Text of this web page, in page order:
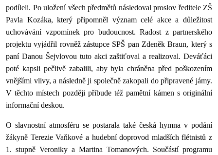
podíleli. Po uložení všech předmětů následoval proslov ředitele ZŠ
Pavla Kozáka, který připomněl význam celé akce a důležitost
uchovávání vzpomínek pro budoucnost. Radost z partnerského
projektu vyjádřil rovněž zástupce SPŠ pan Zdeněk Braun, který s
paní Danou Šejvlovou tuto akci zaštiťoval a realizoval. Deváťáci
poté kapsli pečlivě zabalili, aby byla chráněna před poškozením
vnějšími vlivy, a následně ji společně zakopali do připravené jámy.
V těchto místech později přibude též pamětní kámen s originální
informační deskou.
O slavnostní atmosféru se postarala také česká hymna v podání
žákyně Terezie Vaňkové a hudební doprovod mladších flétnistů z
1. stupně Veroniky a Martina Tomanových. Součástí programu